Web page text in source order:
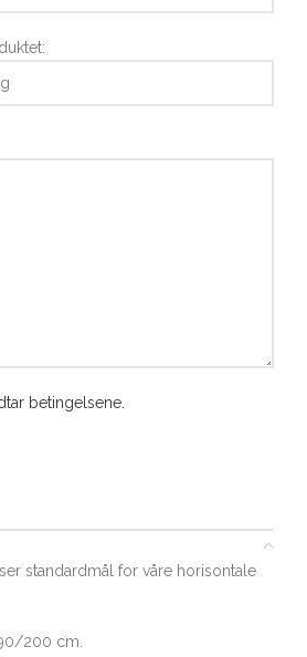
betingelsene
standardmål for våre horisontale
200 cm.